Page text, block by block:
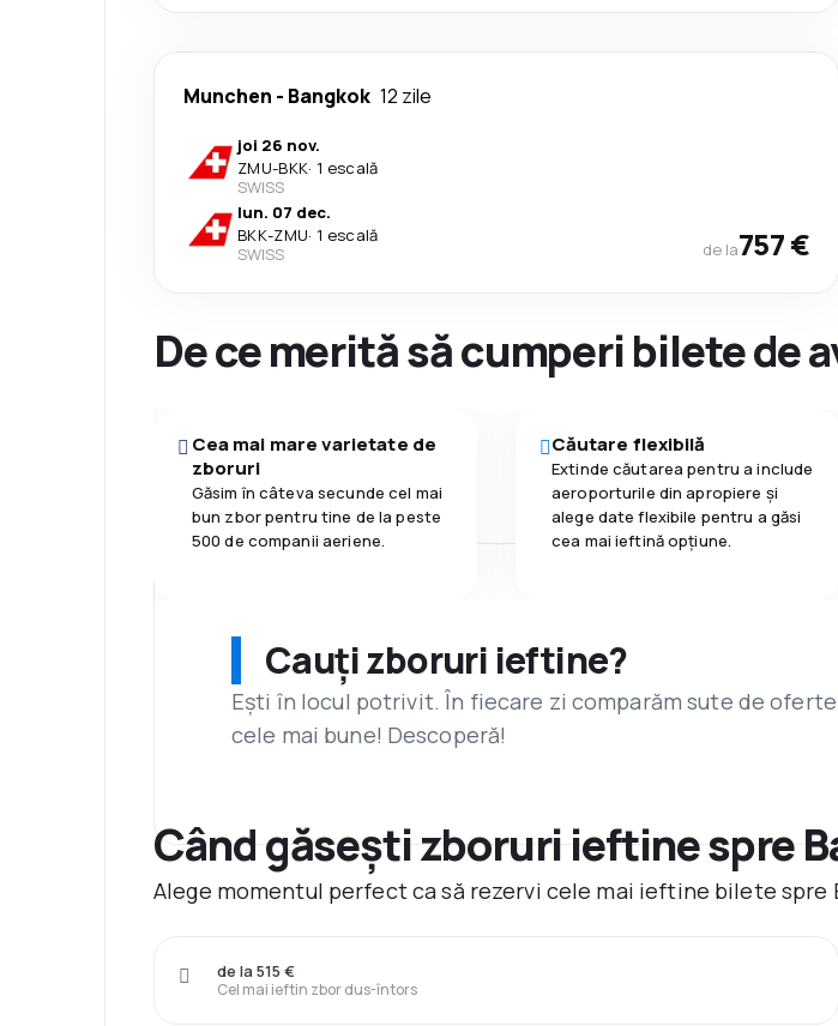
Munchen - Bangkok 12 zile
joi 26 nov.
ZMU-BKK· 1 escală
SWISS
lun. 07 dec.
BKK-ZMU· 1 escală
SWISS
de la757 €
De ce merită să cumperi bilete de
Cea mai mare varietate de
zboruri
Găsim în câteva secunde cel mai
bun zbor pentru tine de la peste
500 de companii aeriene.
Căutare flexibilă
Extinde căutarea pentru a include
aeroporturile din apropiere și
alege date flexibile pentru a găsi
cea mai ieftină opțiune.
Cauți zboruri ieftine?
Ești în locul potrivit. În fiecare zi comparăm sute de
cele mai bune! Descoperă!
Când găsești zboruri ieftine spre
Alege momentul perfect ca să rezervi cele mai ieftine bilete spre
Cel mai ieftin zbor dus-întors
de la 515 €